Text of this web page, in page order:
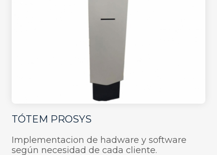
TÓTEM PROSYS
Implementacion de hadware y software
según necesidad de cada cliente.